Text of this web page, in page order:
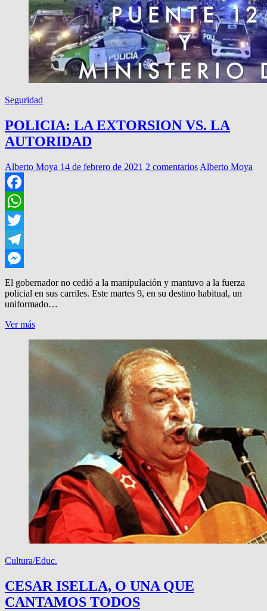
Seguridad
POLICIA: LA EXTORSION VS. LA
AUTORIDAD
Alberto Moya 14 de febrero de 2021 2 comentarios Alberto Moya
Facebook
WhatsApp
Twitter
Telegram
Messenger
El gobernador no cedió a la manipulación y mantuvo a la fuerza
policial en sus carriles. Este martes 9, en su destino habitual, un
uniformado…
Ver másPOLICIA:
EXTORSION
VS.
LA
AUTORIDAD
Cultura/Educ.
CESAR ISELLA, O UNA QUE
CANTAMOS TODOS